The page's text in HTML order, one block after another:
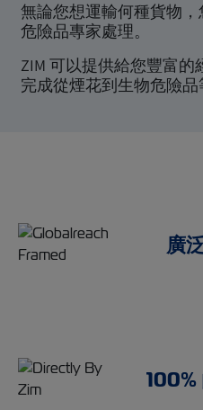
無論您想運輸何種貨物
危險品專家處理。
ZIM 可以提供給您豐富
完成從煙花到生物危險品
廣